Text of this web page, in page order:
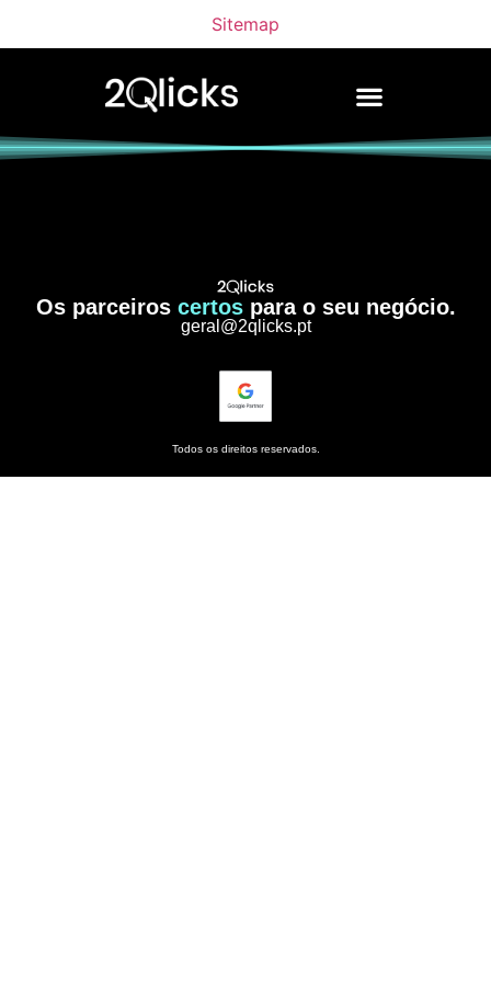
Sitemap
Os parceiros certospara o seu negócio.
geral@2qlicks.pt
Todos os direitos reservados.